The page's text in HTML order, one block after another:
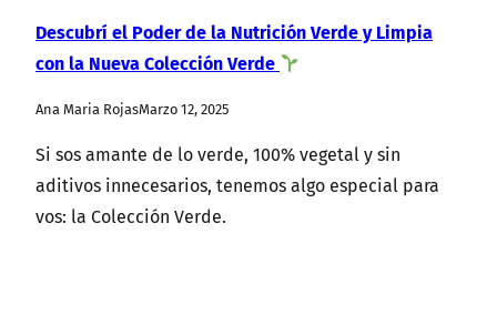
Descubrí el Poder de la Nutrición Verde y Limpia
con la Nueva Colección Verde
Ana Maria RojasMarzo 12, 2025
Si sos amante de lo verde, 100% vegetal y sin
aditivos innecesarios, tenemos algo especial para
vos: la Colección Verde.